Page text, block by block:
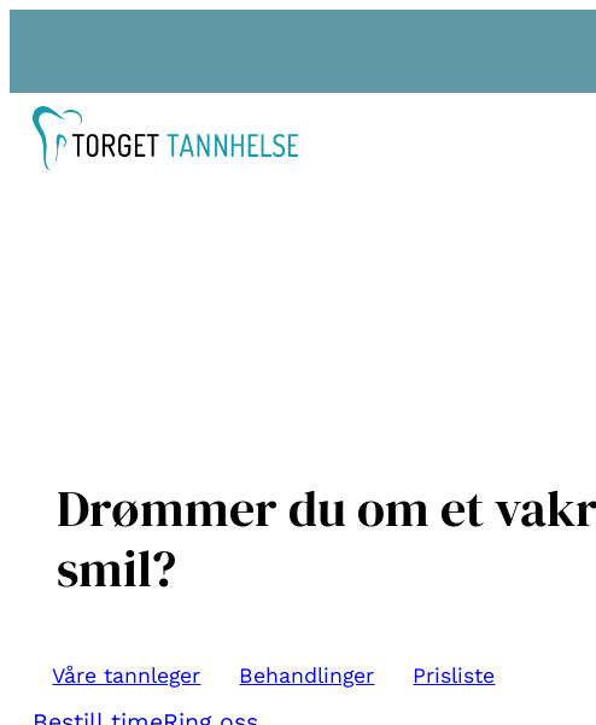
Drømmer du om et
smil?
Våre tannleger Behandlinger Prisliste